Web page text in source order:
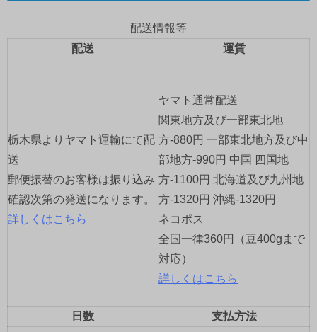
ョ
ン
配送情報等
配送
運賃
栃木県よりヤマト運輸にて配
送
郵便振替のお客様は振り込み
確認次第の発送になります。
詳しくはこちら
ヤマト通常配送
関東地方及び一部東北地
方-880円 一部東北地方及び中
部地方-990円 中国 四国地
方-1100円 北海道及び九州地
方-1320円 沖縄-1320円
ネコポス
全国一律360円（豆400gまで
対応）
詳しくはこちら
日数 支払方法